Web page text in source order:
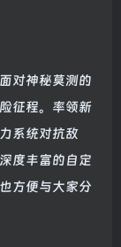
对神秘莫测的
征程。率领新
系统对抗敌
度丰富的自定
方便与大家分